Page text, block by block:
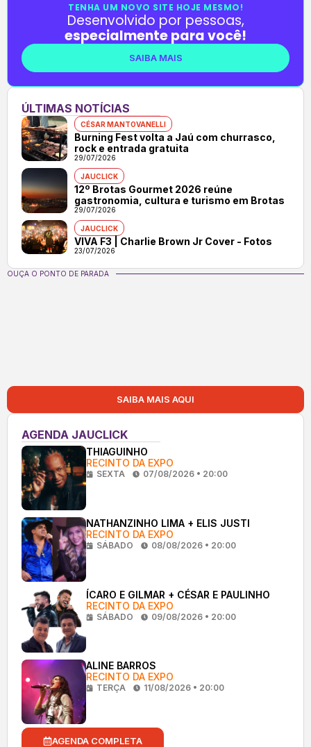
TENHA UM NOVO SITE HOJE MESMO!
Desenvolvido por pessoas,
especialmente para você!
SAIBA MAIS
ÚLTIMAS NOTÍCIAS
CÉSAR MANTOVANELLI
Burning Fest volta a Jaú com churrasco,
rock e entrada gratuita
29/07/2026
JAUCLICK
12º Brotas Gourmet 2026 reúne
gastronomia, cultura e turismo em Brotas
29/07/2026
JAUCLICK
VIVA F3 | Charlie Brown Jr Cover - Fotos
23/07/2026
OUÇA O PONTO DE PARADA
SAIBA MAIS AQUI
AGENDA JAUCLICK
THIAGUINHO
RECINTO DA EXPO
SEXTA 07/08/2026 • 20:00
NATHANZINHO LIMA + ELIS JUSTI
RECINTO DA EXPO
SÁBADO 08/08/2026 • 20:00
ÍCARO E GILMAR + CÉSAR E PAULINHO
RECINTO DA EXPO
SÁBADO 09/08/2026 • 20:00
ALINE BARROS
RECINTO DA EXPO
TERÇA 11/08/2026 • 20:00
AGENDA COMPLETA